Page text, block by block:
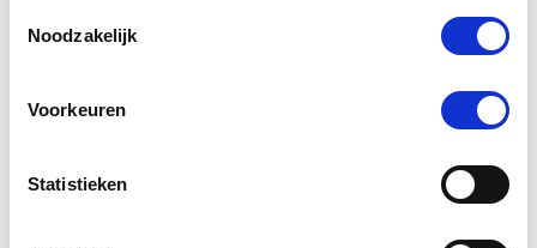
Noodzakelijk
Voorkeuren
Statistieken
Paardendrogist Knoflook Zeewier 1 kg Zak